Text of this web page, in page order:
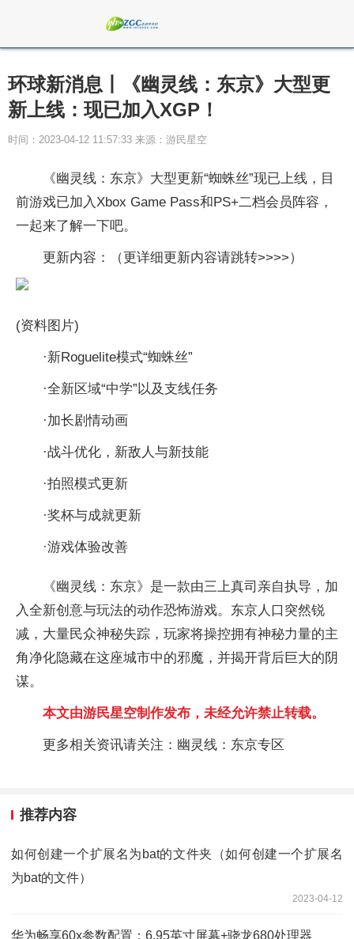
环球新消息丨《幽灵线：东京》大型更
新上线：现已加入XGP！
时间：2023-04-12 11:57:33 来源：游民星空
《幽灵线：东京》大型更新“蜘蛛丝”现已上线，目
前游戏已加入Xbox Game Pass和PS+二档会员阵容，
一起来了解一下吧。
更新内容：（更详细更新内容请跳转>>>>）
(资料图片)
·新Roguelite模式“蜘蛛丝”
·全新区域“中学”以及支线任务
·加长剧情动画
·战斗优化，新敌人与新技能
·拍照模式更新
·奖杯与成就更新
·游戏体验改善
《幽灵线：东京》是一款由三上真司亲自执导，加
入全新创意与玩法的动作恐怖游戏。东京人口突然锐
减，大量民众神秘失踪，玩家将操控拥有神秘力量的主
角净化隐藏在这座城市中的邪魔，并揭开背后巨大的阴
谋。
本文由游民星空制作发布，未经允许禁止转载。
更多相关资讯请关注：幽灵线：东京专区
推荐内容
如何创建一个扩展名为bat的文件夹（如何创建一个扩展名
为bat的文件）
2023-04-12
华为畅享60x参数配置：6.95英寸屏幕+骁龙680处理器